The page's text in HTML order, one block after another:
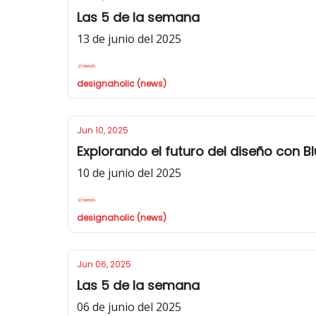
Las 5 de la semana
13 de junio del 2025
designaholic (news)
Jun 10, 2025
Explorando el futuro del diseño con
10 de junio del 2025
designaholic (news)
Jun 06, 2025
Las 5 de la semana
06 de junio del 2025